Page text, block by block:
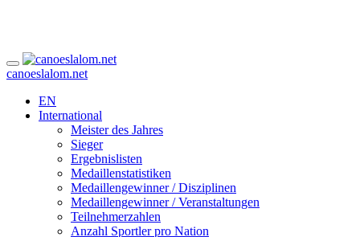
canoeslalom.net
EN
International
Meister des Jahres
Sieger
Ergebnislisten
Medaillenstatistiken
Medaillengewinner / Disziplinen
Medaillengewinner / Veranstaltungen
Teilnehmerzahlen
Anzahl Sportler pro Nation